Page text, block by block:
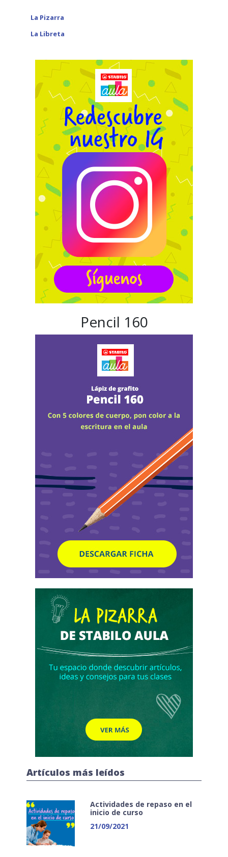
La Pizarra
La Libreta
Pencil 160
Artículos más leídos
Actividades de repaso en el
inicio de curso
21/09/2021